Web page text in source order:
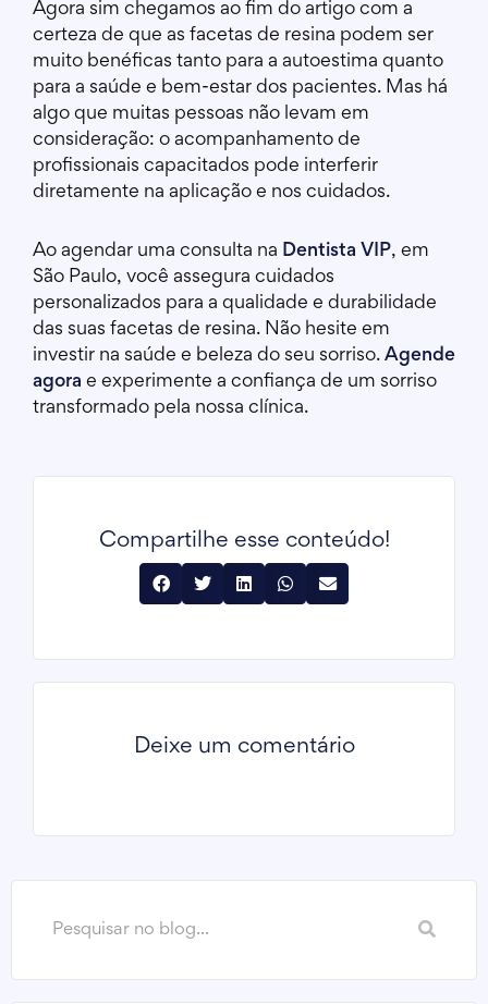
Agora sim chegamos ao fim do artigo com a
certeza de que as facetas de resina podem ser
muito benéficas tanto para a autoestima quanto
para a saúde e bem-estar dos pacientes. Mas há
algo que muitas pessoas não levam em
consideração: o acompanhamento de
profissionais capacitados pode interferir
diretamente na aplicação e nos cuidados.
Ao agendar uma consulta na Dentista VIP, em
São Paulo, você assegura cuidados
personalizados para a qualidade e durabilidade
das suas facetas de resina. Não hesite em
investir na saúde e beleza do seu sorriso. Agende
agora e experimente a confiança de um sorriso
transformado pela nossa clínica.
Compartilhe esse conteúdo!
Deixe um comentário